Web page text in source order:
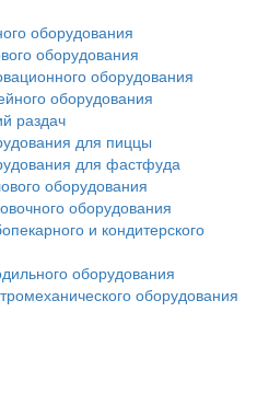
оборудования
оборудования
оборудования
оборудования
раздач
для пиццы
для фастфуда
оборудования
оборудования
и кондитерского
оборудования
оборудования